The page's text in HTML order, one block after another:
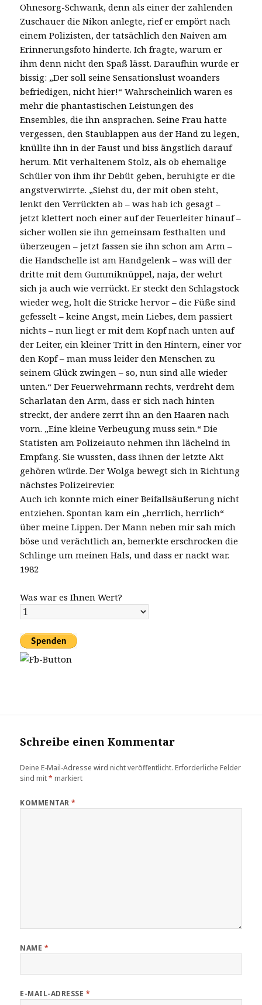
Ohnesorg-Schwank, denn als einer der zahlenden
Zuschauer die Nikon anlegte, rief er empört nach
einem Polizisten, der tatsächlich den Naiven am
Erinnerungsfoto hinderte. Ich fragte, warum er
ihm denn nicht den Spaß lässt. Daraufhin wurde er
bissig: „Der soll seine Sensationslust woanders
befriedigen, nicht hier!“ Wahrscheinlich waren es
mehr die phantastischen Leistungen des
Ensembles, die ihn ansprachen. Seine Frau hatte
vergessen, den Staublappen aus der Hand zu legen,
knüllte ihn in der Faust und biss ängstlich darauf
herum. Mit verhaltenem Stolz, als ob ehemalige
Schüler von ihm ihr Debüt geben, beruhigte er die
angstverwirrte. „Siehst du, der mit oben steht,
lenkt den Verrückten ab – was hab ich gesagt –
jetzt klettert noch einer auf der Feuerleiter hinauf –
sicher wollen sie ihn gemeinsam festhalten und
überzeugen – jetzt fassen sie ihn schon am Arm –
die Handschelle ist am Handgelenk – was will der
dritte mit dem Gummiknüppel, naja, der wehrt
sich ja auch wie verrückt. Er steckt den Schlagstock
wieder weg, holt die Stricke hervor – die Füße sind
gefesselt – keine Angst, mein Liebes, dem passiert
nichts – nun liegt er mit dem Kopf nach unten auf
der Leiter, ein kleiner Tritt in den Hintern, einer vor
den Kopf – man muss leider den Menschen zu
seinem Glück zwingen – so, nun sind alle wieder
unten.“ Der Feuerwehrmann rechts, verdreht dem
Scharlatan den Arm, dass er sich nach hinten
streckt, der andere zerrt ihn an den Haaren nach
vorn. „Eine kleine Verbeugung muss sein.“ Die
Statisten am Polizeiauto nehmen ihn lächelnd in
Empfang. Sie wussten, dass ihnen der letzte Akt
gehören würde. Der Wolga bewegt sich in Richtung
nächstes Polizeirevier.
Auch ich konnte mich einer Beifallsäußerung nicht
entziehen. Spontan kam ein „herrlich, herrlich“
über meine Lippen. Der Mann neben mir sah mich
böse und verächtlich an, bemerkte erschrocken die
Schlinge um meinen Hals, und dass er nackt war.
1982
Was war es Ihnen Wert?
Schreibe einen Kommentar
Deine E-Mail-Adresse wird nicht veröffentlicht. Erforderliche Felder
sind mit* markiert
KOMMENTAR*
NAME *
E-MAIL-ADRESSE *